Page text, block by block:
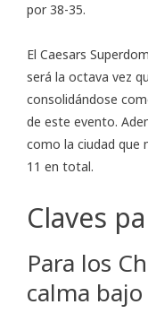
por 38-35.
El Caesars
será la octava vez
consolidándose
de este evento.
como la ciudad que
11 en total.
Claves
Para los
calma